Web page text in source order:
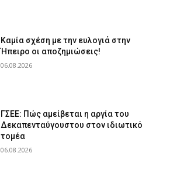
Καμία σχέση με την ευλογιά στην
Ήπειρο οι αποζημιώσεις!
06.08.2026
ΓΣΕΕ: Πώς αμείβεται η αργία του
Δεκαπενταύγουστου στον ιδιωτικό
τομέα
06.08.2026